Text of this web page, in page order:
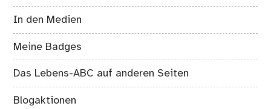
In den Medien
Meine Badges
Das Lebens-ABC auf anderen Seiten
Blogaktionen